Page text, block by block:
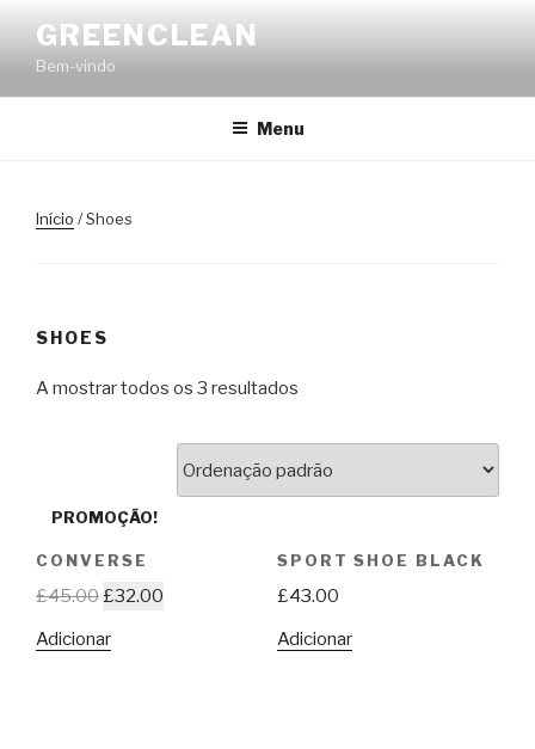
conteúdo
GREENCLEAN
Bem-vindo
Menu
Início / Shoes
SHOES
A mostrar todos os 3 resultados
PROMOÇÃO!
CONVERSE
£45.00£32.00
Adicionar
SPORT SHOE BLACK
£43.00
Adicionar